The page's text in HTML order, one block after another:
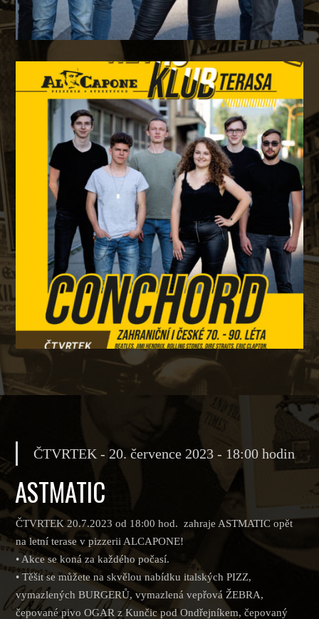
ČTVRTEK - 20. července 2023 - 18:00 hodin
ASTMATIC
ČTVRTEK 20.7.2023 od 18:00 hod. zahraje ASTMATIC opět
na letní terase v pizzerii ALCAPONE!
• Akce se koná za každého počasí.
• Těšit se můžete na skvělou nabídku italských PIZZ,
vymazlených BURGERŮ, vymazlená vepřová ŽEBRA,
čepované pivo OGAR z Kunčic pod Ondřejníkem, čepovaný